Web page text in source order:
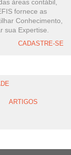
áreas contábil,
fornece as
Conhecimento,
sua Expertise.
CADASTRE-SE
ARTIGOS